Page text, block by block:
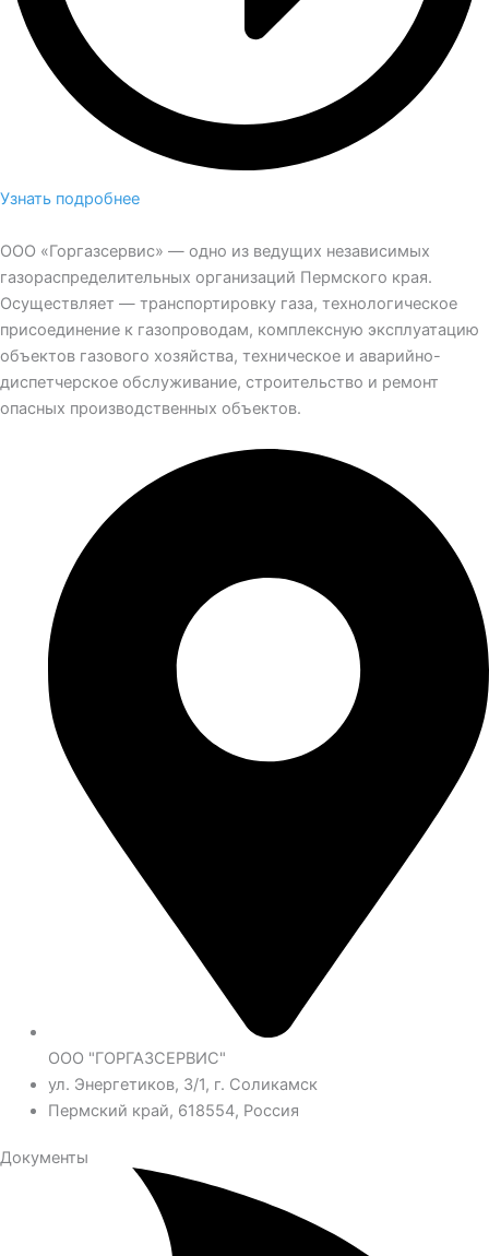
Узнать подробнее
ООО «Горгазсервис» — одно из ведущих независимых
газораспределительных организаций Пермского края.
Осуществляет — транспортировку газа, технологическое
присоединение к газопроводам, комплексную эксплуатацию
объектов газового хозяйства, техническое и аварийно-
диспетчерское обслуживание, строительство и ремонт
опасных производственных объектов.
ООО "ГОРГАЗСЕРВИС"
ул. Энергетиков, 3/1, г. Соликамск
Пермский край, 618554, Россия
Документы